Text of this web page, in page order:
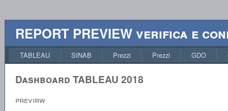
REPORT PREVIEW verifica e
TABLEAU SINAB Prezzi Prezzi GDO
Dashboard TABLEAU 2018
previrw